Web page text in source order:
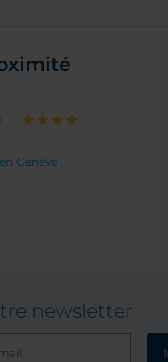
Genève
newsletter